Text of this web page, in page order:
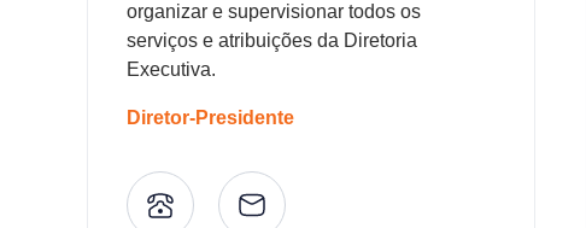
organizar e supervisionar todos os
serviços e atribuições da Diretoria
Executiva.
Diretor-Presidente